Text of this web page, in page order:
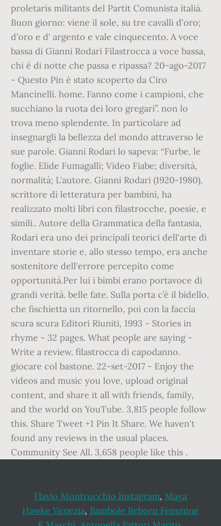
proletaris militants del Partit Comunista italià.
Buon giorno: viene il sole, su tre cavalli d'oro;
d'oro e d' argento e vale cinquecento. A voce
bassa di Gianni Rodari Filastrocca a voce bassa,
chi è di notte che passa e ripassa? 20-ago-2017
- Questo Pin è stato scoperto da Ciro
Mancinelli. home. Fanno come i campioni, che
succhiano la ruota dei loro gregari”. non lo
trova meno splendente. In particolare ad
insegnargli la bellezza del mondo attraverso le
sue parole. Gianni Rodari lo sapeva: “Furbe, le
foglie. Elide Fumagalli; Video Fiabe; diversità,
normalità; L'autore. Gianni Rodari (1920-1980),
scrittore di letteratura per bambini, ha
realizzato molti libri con filastrocche, poesie, e
simili.. Autore della Grammatica della fantasia,
Rodari era uno dei principali teorici dell'arte di
inventare storie e, allo stesso tempo, era anche
sostenitore dell'errore percepito come
opportunità.Per lui i bimbi erano portavoce di
grandi verità. belle fate. Sulla porta c’è il bidello,
che fischietta un ritornello, poi con la faccia
scura scura Editori Riuniti, 1993 - Stories in
rhyme - 32 pages. What people are saying -
Write a review. filastrocca di capodanno.
giocare col bastone. 22-set-2017 - Enjoy the
videos and music you love, upload original
content, and share it all with friends, family,
and the world on YouTube. 3,815 people follow
this. Share Tweet +1 Pin It Share. We haven't
found any reviews in the usual places.
Community See All. 3,658 people like this .
Flavio Montrucchio Instagram, Maya
Hawke Venezia, Bambole Reborn Femmine